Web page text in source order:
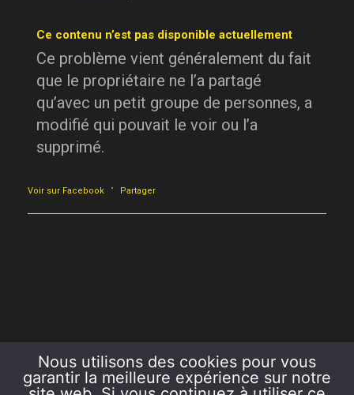
Ce contenu n’est pas disponible actuellement
Ce problème vient généralement du fait
que le propriétaire ne l’a partagé
qu’avec un petit groupe de personnes, a
modifié qui pouvait le voir ou l’a
supprimé.
Voir sur Facebook · Partager
Nous utilisons des cookies pour vous
garantir la meilleure expérience sur notre